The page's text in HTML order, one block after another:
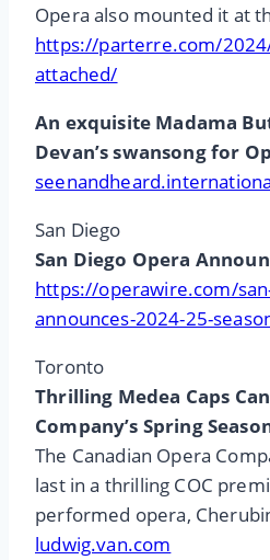
Opera also mounted it at
https://parterre.com/
attached/
An exquisite Madama
Devan’s swansong for
San Diego
San Diego Opera
https://operawire.com/
announces-2024-25-
Toronto
Thrilling Medea Caps
Company’s Spring
The Canadian Opera
last in a thrilling COC
performed opera,
ludwig.van.com